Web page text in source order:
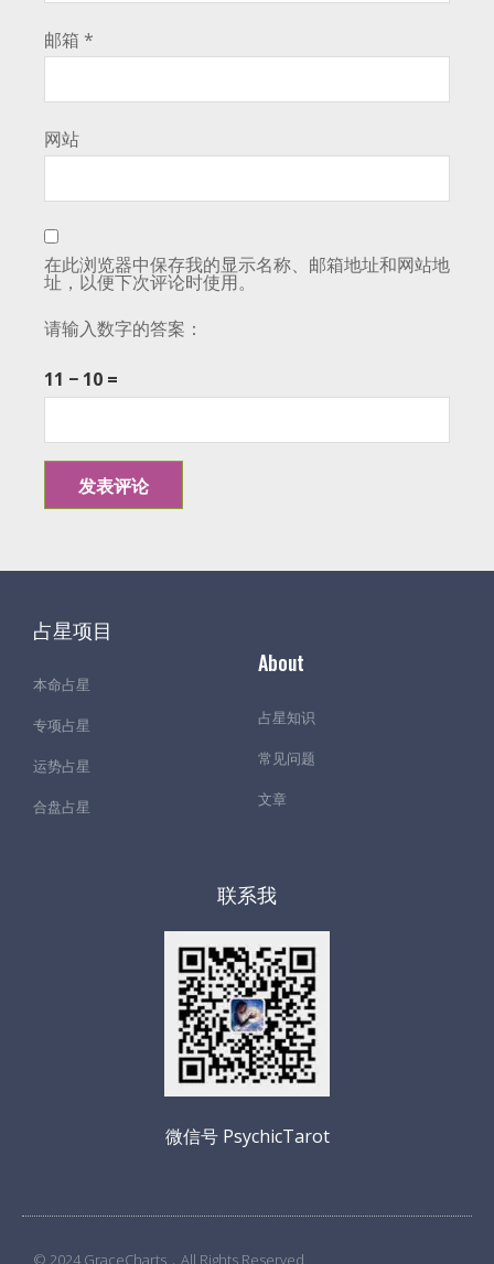
邮箱 *
网站
在此浏览器中保存我的显示名称、邮箱地址和网站地
址，以便下次评论时使用。
请输入数字的答案：
11 − 10 =
占星项目
本命占星
专项占星
运势占星
合盘占星
About
占星知识
常见问题
文章
联系我
微信号 PsychicTarot
© 2024 GraceCharts，All Rights Reserved.